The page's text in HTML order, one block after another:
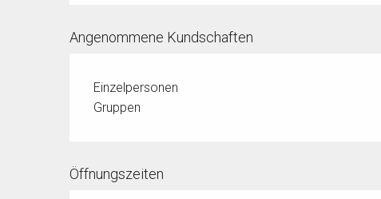
Angenommene Kundschaften
Einzelpersonen
Gruppen
Öffnungszeiten